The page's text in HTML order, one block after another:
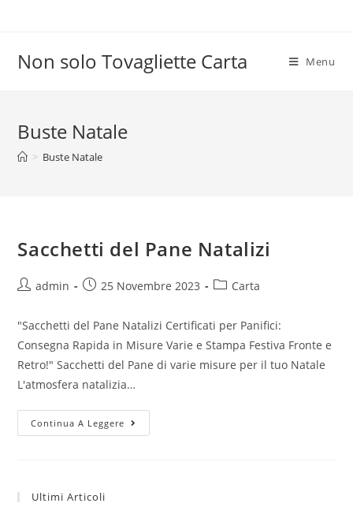
Non solo Tovagliette Carta Menu
Buste Natale
> Buste Natale
Sacchetti del Pane Natalizi
Autoreadmin
Articolo25 Novembre 2023
Categoria
Carta
"Sacchetti del Pane Natalizi Certificati per Panifici:
Consegna Rapida in Misure Varie e Stampa Festiva Fronte e
Retro!" Sacchetti del Pane di varie misure per il tuo Natale
L'atmosfera natalizia…
Continua A Leggere Sacchetti
Del
Ultimi Articoli